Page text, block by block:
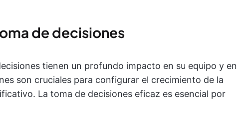
de decisiones
tienen un profundo impacto en su equipo y en
son cruciales para configurar el crecimiento de la
La toma de decisiones eficaz es esencial por